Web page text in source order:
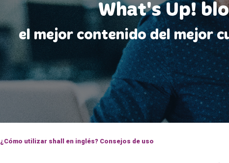
What's Up!
el mejor contenido del mejor
¿Cómo utilizar shall en inglés? Consejos de uso